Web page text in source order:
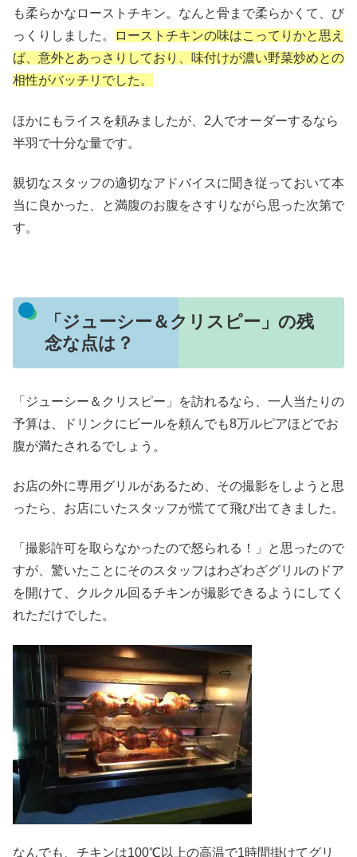
も柔らかなローストチキン。なんと骨まで柔らかくて、び
っくりしました。
ローストチキンの味はこってりかと思え
ば、意外とあっさりしており、味付けが濃い野菜炒めとの
相性がバッチリでした。
ほかにもライスを頼みましたが、2人でオーダーするなら
半羽で十分な量です。
親切なスタッフの適切なアドバイスに聞き従っておいて本
当に良かった、と満腹のお腹をさすりながら思った次第で
す。
「ジューシー＆クリスピー」の残
念な点は？
「ジューシー＆クリスピー」を訪れるなら、一人当たりの
予算は、ドリンクにビールを頼んでも8万ルピアほどでお
腹が満たされるでしょう。
お店の外に専用グリルがあるため、その撮影をしようと思
ったら、お店にいたスタッフが慌てて飛び出てきました。
「撮影許可を取らなかったので怒られる！」と思ったので
すが、驚いたことにそのスタッフはわざわざグリルのドア
を開けて、クルクル回るチキンが撮影できるようにしてく
れただけでした。
なんでも、チキンは100℃以上の高温で1時間掛けてグリ